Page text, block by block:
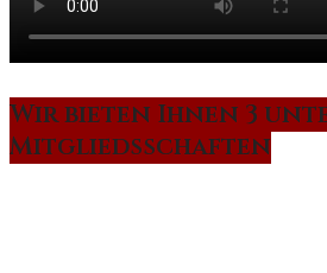
Wir bieten Ihnen 3
Mitgliedsschaften